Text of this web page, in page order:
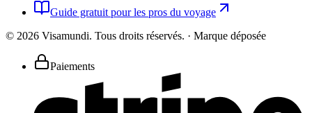
Guide gratuit pour les pros du voyage
© 2026 Visamundi. Tous droits réservés. · Marque déposée
Paiements